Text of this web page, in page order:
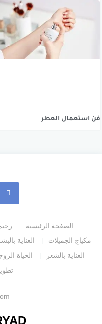
فن استعمال العطر
الصفحة الرئيسية
مكياج الجميلات
العناية
العناية بالشعر
الحياة